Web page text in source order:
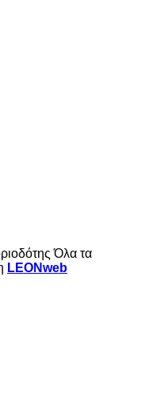
Όλα τα
LEONweb